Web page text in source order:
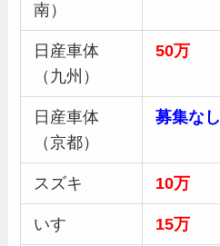
南）
日産車体
（九州）
50万
日産車体
（京都）
募集なし
スズキ 10万
いすゞ 15万